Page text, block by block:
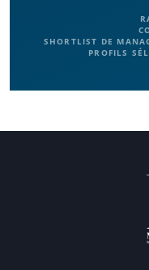
SHORTLIST DE
PROFILS